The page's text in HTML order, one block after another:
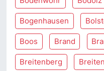
Bogenhausen
Boos Brand
Breitenberg